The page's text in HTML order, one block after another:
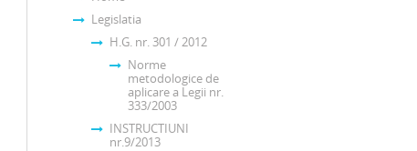
Legislatia
H.G. nr. 301 / 2012
Norme
metodologice de
aplicare a Legii nr.
333/2003
INSTRUCTIUNI
nr.9/2013